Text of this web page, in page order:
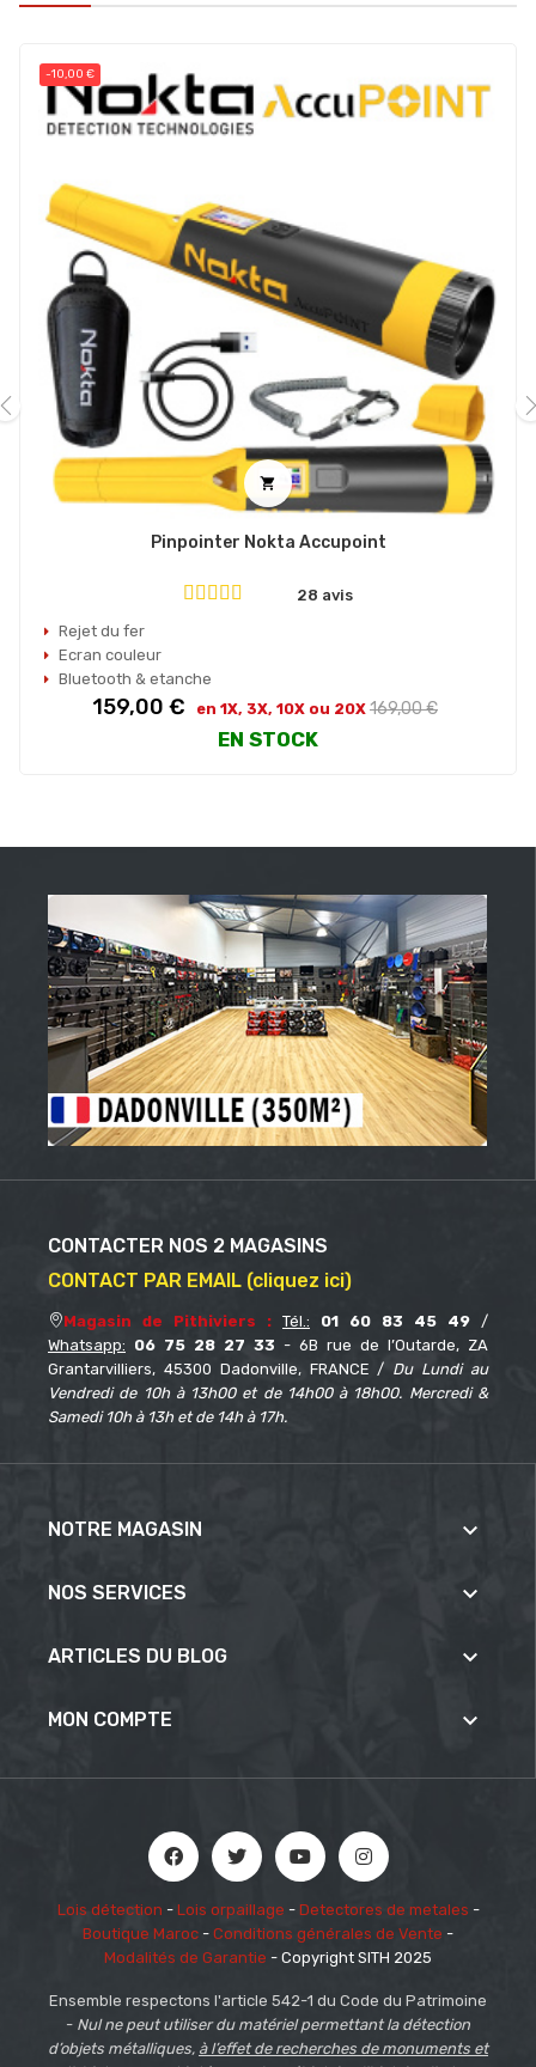
-10,00 €

Pinpointer Nokta Accupoint
28 avis
Rejet du fer
Ecran couleur
Bluetooth & etanche
Prix
159,00 € en 1X, 3X, 10X ou 20X Prix
169,00 €
EN STOCK
CONTACTER NOS 2 MAGASINS
CONTACT PAR EMAIL (cliquez ici)
Magasin de Pithiviers : Tél.: 01 60 83 45 49 /
Whatsapp: 06 75 28 27 33 - 6B rue de l’Outarde, ZA
Grantarvilliers, 45300 Dadonville, FRANCE / Du Lundi au
Vendredi de 10h à 13h00 et de 14h00 à 18h00. Mercredi &
Samedi 10h à 13h et de 14h à 17h.
NOTRE MAGASIN 
NOS SERVICES 
ARTICLES DU BLOG 
MON COMPTE 
Lois détection - Lois orpaillage - Detectores de metales -
Boutique Maroc - Conditions générales de Vente -
Modalités de Garantie - Copyright SITH 2025
Ensemble respectons l'article 542-1 du Code du Patrimoine
- Nul ne peut utiliser du matériel permettant la détection
d’objets métalliques, à l’effet de recherches de monuments et